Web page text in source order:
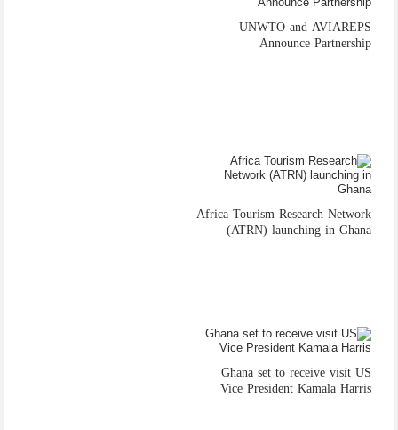
UNWTO and AVIAREPS
Announce Partnership
Africa Tourism Research Network
(ATRN) launching in Ghana
Ghana set to receive visit US
Vice President Kamala Harris